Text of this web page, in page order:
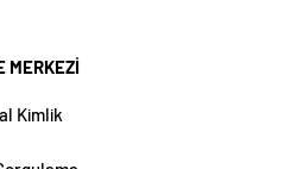
MERKEZİ
Kimlik